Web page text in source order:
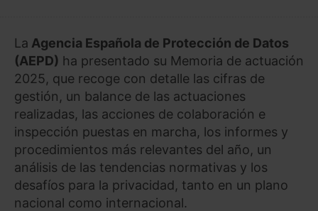
La Agencia Española de Protección de Datos
(AEPD) ha presentado su Memoria de actuación
2025, que recoge con detalle las cifras de
gestión, un balance de las actuaciones
realizadas, las acciones de colaboración e
inspección puestas en marcha, los informes y
procedimientos más relevantes del año, un
análisis de las tendencias normativas y los
desafíos para la privacidad, tanto en un plano
nacional como internacional.